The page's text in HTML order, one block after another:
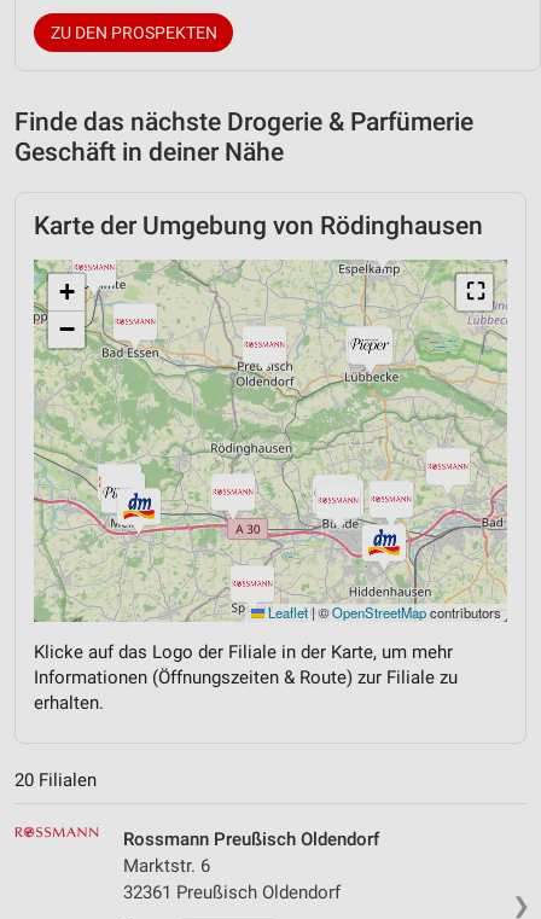
ZU DEN PROSPEKTEN
Finde das nächste Drogerie & Parfümerie
Geschäft in deiner Nähe
Karte der Umgebung von Rödinghausen
⛶
+
−
Leaflet |©OpenStreetMapcontributors
Klicke auf das Logo der Filiale in der Karte, um mehr
Informationen (Öffnungszeiten & Route) zur Filiale zu
erhalten.
20 Filialen
❯
Rossmann Preußisch Oldendorf
Marktstr. 6
32361 Preußisch Oldendorf